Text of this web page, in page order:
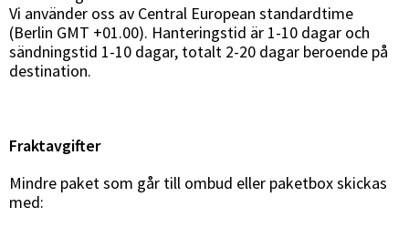
Vi använder oss av Central European standardtime
(Berlin GMT +01.00). Hanteringstid är 1-10 dagar och
sändningstid 1-10 dagar, totalt 2-20 dagar beroende på
destination.
Fraktavgifter
Mindre paket som går till ombud eller paketbox skickas
med: